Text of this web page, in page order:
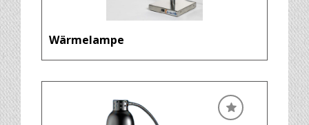
Wärmelampe